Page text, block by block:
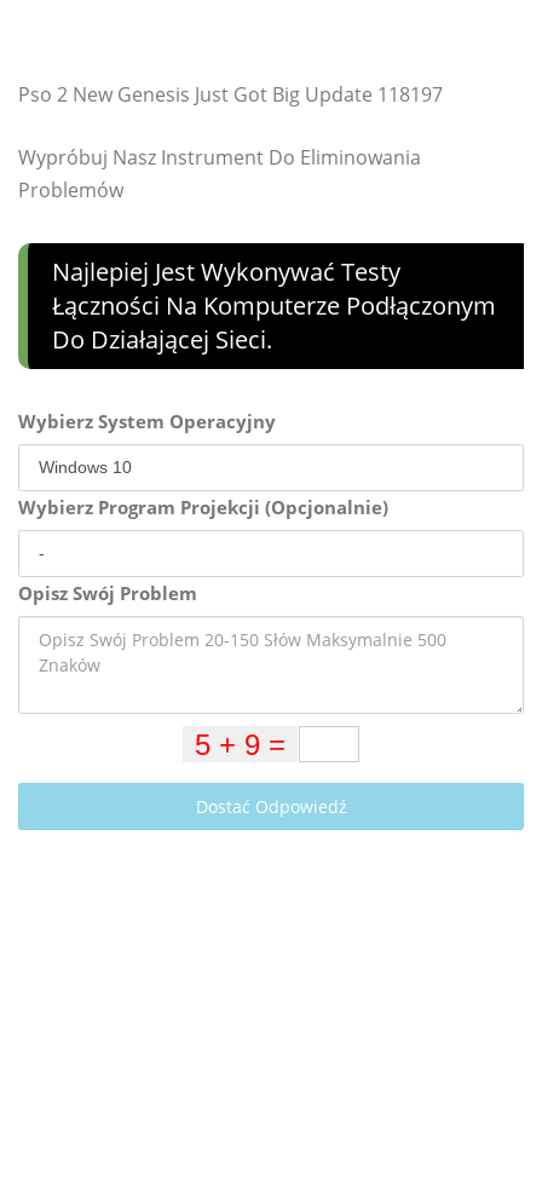
Pso 2 New Genesis Just Got Big Update 118197
Wypróbuj Nasz Instrument Do Eliminowania
Problemów
Najlepiej Jest Wykonywać Testy
Łączności Na Komputerze Podłączonym
Do Działającej Sieci.
Wybierz System Operacyjny
Wybierz Program Projekcji (Opcjonalnie)
Opisz Swój Problem
Dostać Odpowiedź